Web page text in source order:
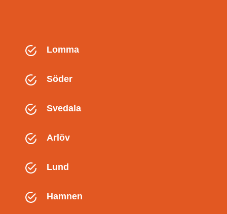
Lomma
Söder
Svedala
Arlöv
Lund
Hamnen